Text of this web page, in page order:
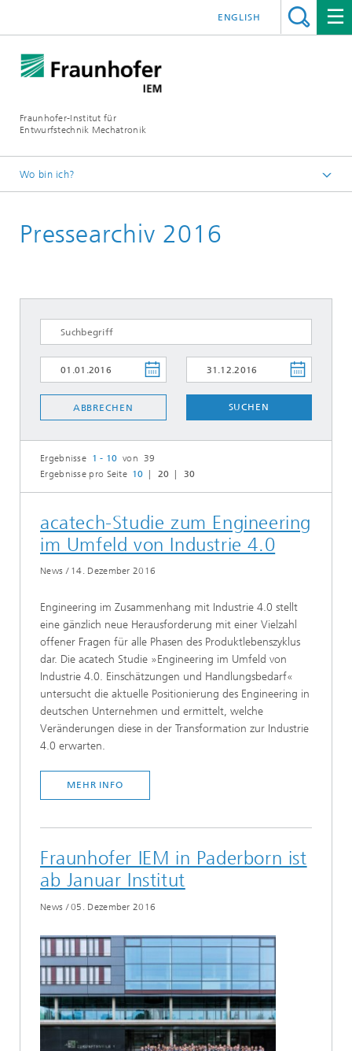
Fraunhofer-Institut für
Entwurfstechnik Mechatronik
ENGLISH
Wo bin ich?
Pressearchiv 2016
ABBRECHEN SUCHEN
Ergebnisse 1 - 10 von 39
Ergebnisse pro Seite 10 20 30
acatech-Studie zum Engineering
im Umfeld von Industrie 4.0
News / 14. Dezember 2016
Engineering im Zusammenhang mit Industrie 4.0 stellt
eine gänzlich neue Herausforderung mit einer Vielzahl
offener Fragen für alle Phasen des Produktlebenszyklus
dar. Die acatech Studie »Engineering im Umfeld von
Industrie 4.0. Einschätzungen und Handlungsbedarf«
untersucht die aktuelle Positionierung des Engineering in
deutschen Unternehmen und ermittelt, welche
Veränderungen diese in der Transformation zur Industrie
4.0 erwarten.
MEHR INFO
Fraunhofer IEM in Paderborn ist
ab Januar Institut
News /05. Dezember 2016